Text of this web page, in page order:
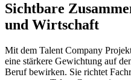
Sichtbare
und Wirtschaft
Mit dem Talent Company
eine stärkere Gewichtung auf
Beruf bewirken. Sie richtet